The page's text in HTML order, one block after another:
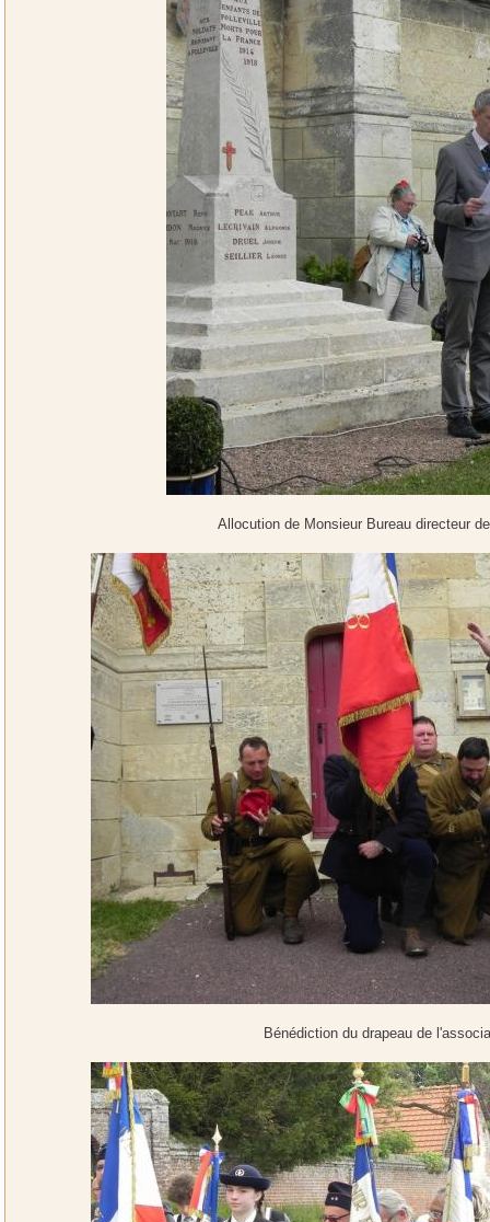
Allocution de Monsieur Bureau directeur
Bénédiction du drapeau de